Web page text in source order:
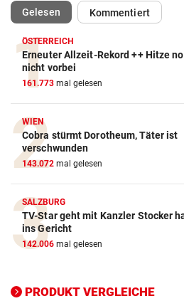
Gelesen(ausgewählt)Kommentiert
ÖSTERREICH
Erneuter Allzeit-Rekord ++ Hitze
nicht vorbei
161.773 mal gelesen
WIEN
Cobra stürmt Dorotheum, Täter ist
verschwunden
143.072 mal gelesen
SALZBURG
TV-Star geht mit Kanzler Stocker
ins Gericht
142.006 mal gelesen
PRODUKT VERGLEICHE
Action-Cam Vergleich
ZUM VERGLEICH
Crosstrainer Vergleich
ZUM VERGLEICH
E-Bike Vergleich
ZUM VERGLEICH
Elektro-Scooter Vergleich
ZUM VERGLEICH
ZUM VERGLEICH